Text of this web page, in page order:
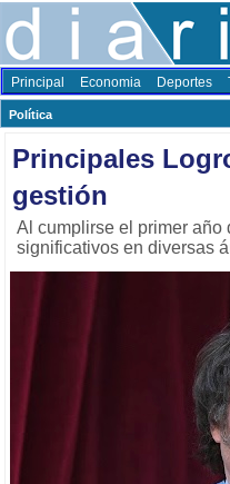
Principal Economia Deportes
Polí­tica
Principales
gestión
Al cumplirse el primer año
significativos en diversas